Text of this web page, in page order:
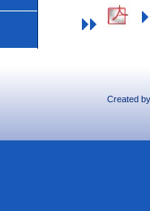
Created